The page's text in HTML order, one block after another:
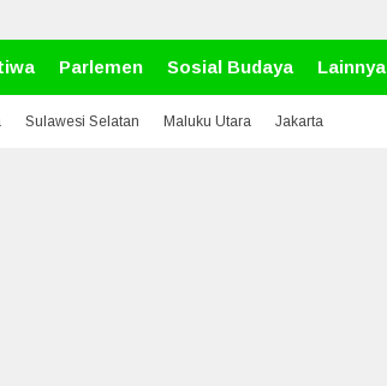
Parlemen Sosial Budaya Lainnya
Sulawesi Selatan Maluku Utara Jakarta